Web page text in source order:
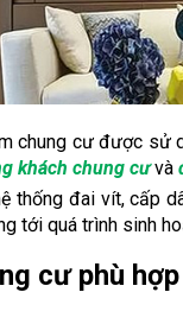
chung cư được sử
khách chung cưvà
thống đai vít, cấp
tới quá trình sinh
cư phù hợp